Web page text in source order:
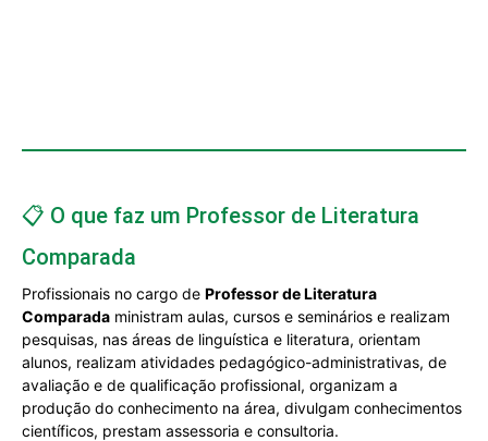
📋 O que faz um Professor de Literatura
Comparada
Profissionais no cargo de Professor de Literatura
Comparada ministram aulas, cursos e seminários e realizam
pesquisas, nas áreas de linguística e literatura, orientam
alunos, realizam atividades pedagógico-administrativas, de
avaliação e de qualificação profissional, organizam a
produção do conhecimento na área, divulgam conhecimentos
científicos, prestam assessoria e consultoria.